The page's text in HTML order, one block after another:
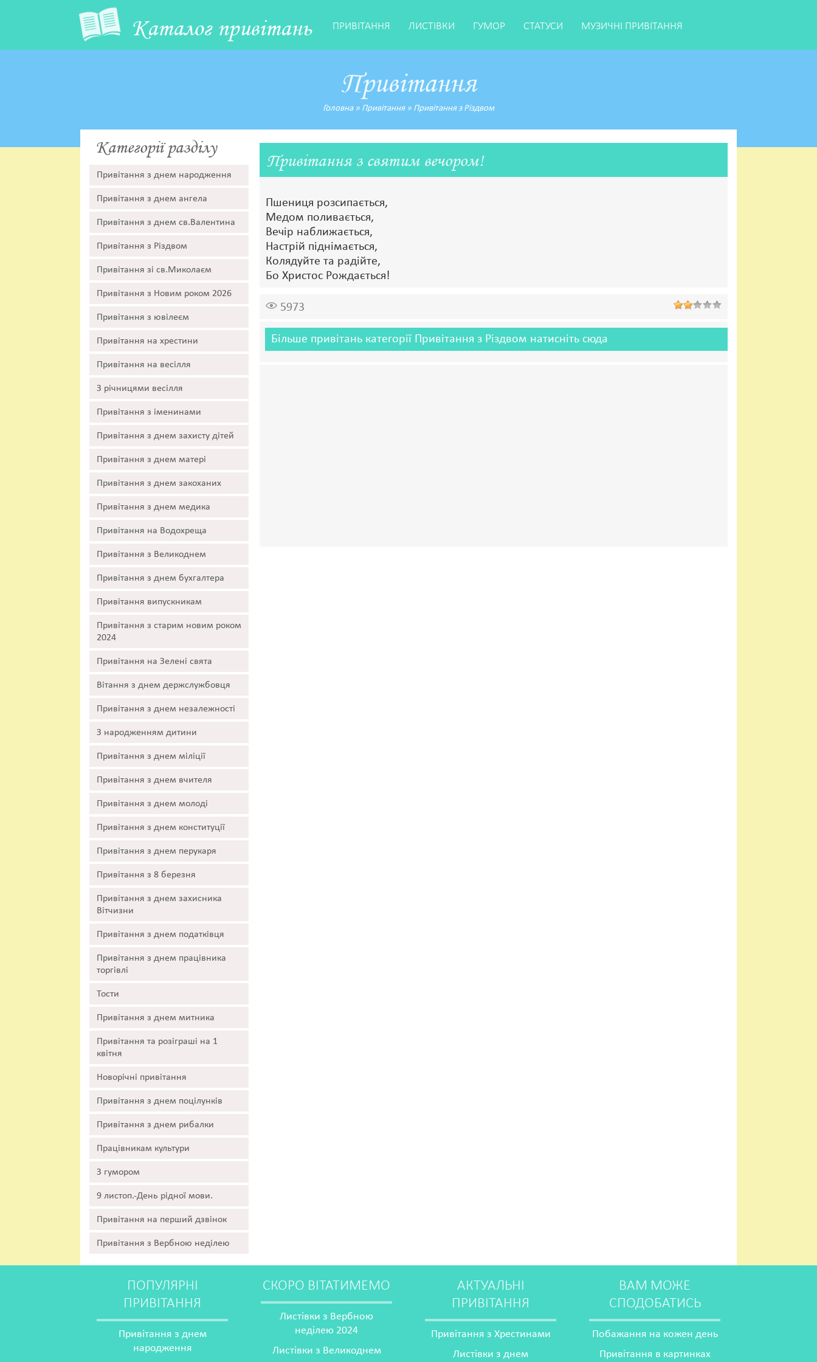
Каталог привітань ПРИВІТАННЯ ЛИСТІВКИ ГУМОР СТАТУСИ МУЗИЧНІ ПРИВІТАННЯ
Привітання
Головна» Привітання» Привітання з Різдвом
Категорії разділу
Привітання з днем народження
Привітання з днем ангела
Привітання з днем св.Валентина
Привітання з Різдвом
Привітання зі св.Миколаєм
Привітання з Новим роком 2026
Привітання з ювілеєм
Привітання на хрестини
Привітання на весілля
З річницями весілля
Привітання з іменинами
Привітання з днем захисту дітей
Привітання з днем матері
Привітання з днем закоханих
Привітання з днем медика
Привітання на Водохреща
Привітання з Великоднем
Привітання з днем бухгалтера
Привітання випускникам
Привітання з старим новим роком
2024
Привітання на Зелені свята
Вітання з днем держслужбовця
Привітання з днем незалежності
З народженням дитини
Привітання з днем міліції
Привітання з днем вчителя
Привітання з днем молоді
Привітання з днем конституції
Привітання з днем перукаря
Привітання з 8 березня
Привітання з днем захисника
Вітчизни
Привітання з днем податківця
Привітання з днем працівника
торгівлі
Тости
Привітання з днем митника
Привітання та розіграші на 1
квітня
Новорічні привітання
Привітання з днем поцілунків
Привітання з днем рибалки
Працівникам культури
З гумором
9 листоп.-День рідної мови.
Привітання на перший дзвінок
Привітання з Вербною неділею
Привітання з святим вечором!
Пшениця розсипається,
Медом поливається,
Вечір наближається,
Настрій піднімається,
Колядуйте та радійте,
Бо Христос Рождається!
5973
Більше привітань категорії Привітання з Різдвом натисніть сюда
ПОПУЛЯРНІ
ПРИВІТАННЯ
Привітання з днем
народження
СКОРО ВІТАТИМЕМО
Листівки з Вербною
неділею 2024
Листівки з Великоднем
АКТУАЛЬНІ
ПРИВІТАННЯ
Привітання з Хрестинами
Листівки з днем
ВАМ МОЖЕ
СПОДОБАТИСЬ
Побажання на кожен день
Привітання в картинках